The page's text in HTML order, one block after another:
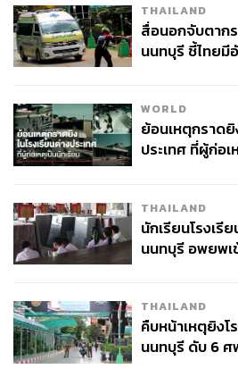
TAGS: นายกรัฐมนตรี คณะรัฐมนตรี
สมเด็จพระนางเจ้าสุทิดา พัชรสุ
THAILAND
สื่อนอกจับตาก
นนทบุรี ชี้ไทยมี
WORLD
ย้อนเหตุกราดยิ
ประเทศ ที่ผู้ก่อ
THAILAND
นักเรียนโรงเรี
นนทบุรี อพยพ
THAILAND
คืบหน้าเหตุยิงโ
นนทบุรี ดับ 6 ศ